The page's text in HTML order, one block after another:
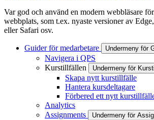
Var god och använd en modern webbläsare
webbplats, som t.ex. nyaste versioner av
eller Safari osv.
Guider för medarbetare Undermeny för
Navigera i QPS
Kurstillfällen
Undermeny för
Skapa nytt kurstillfälle
Hantera kursdeltagare
Förbered ett nytt
Analytics
Assignments
Undermeny för